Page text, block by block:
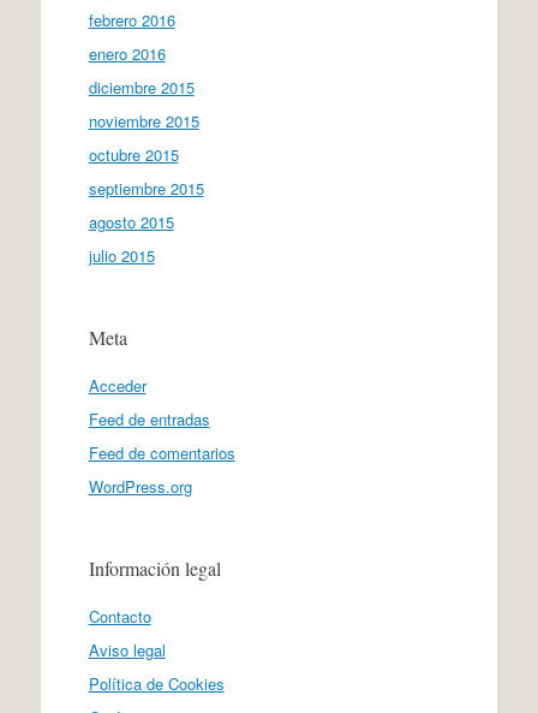
febrero 2016
enero 2016
diciembre 2015
noviembre 2015
octubre 2015
septiembre 2015
agosto 2015
julio 2015
Meta
Acceder
Feed de entradas
Feed de comentarios
WordPress.org
Información legal
Contacto
Aviso legal
Política de Cookies